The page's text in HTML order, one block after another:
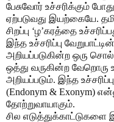
பேசுவோர் உச்சரிக்கும்
ஏற்படுவது இயற்கையே.
சிறப்பு ‘ழ’கரத்தை
இந்த உச்சரிப்பு
அறியப்படுகின்ற ஒரு
ஒத்து வருகின்ற
அறியப்படும். இந்த
(Endonym & Exonym)
தோற்றுவாயாகும்.
சில எடுத்துக்காட்டுகளை